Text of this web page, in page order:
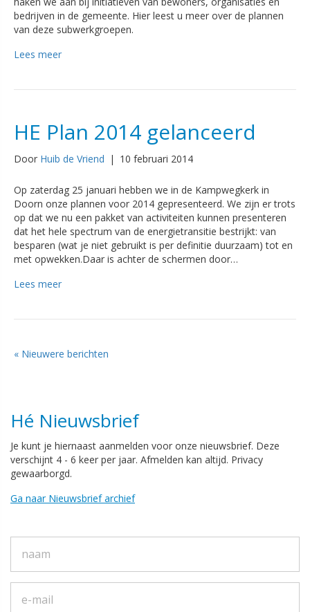
bedrijven in de gemeente. Hier leest u meer over de plannen
van deze subwerkgroepen.
Lees meer
HE Plan 2014 gelanceerd
Door Huib de Vriend | 10 februari 2014
Op zaterdag 25 januari hebben we in de Kampwegkerk in
Doorn onze plannen voor 2014 gepresenteerd. We zijn er trots
op dat we nu een pakket van activiteiten kunnen presenteren
dat het hele spectrum van de energietransitie bestrijkt: van
besparen (wat je niet gebruikt is per definitie duurzaam) tot en
met opwekken.Daar is achter de schermen door…
Lees meer
« Nieuwere berichten
Hé Nieuwsbrief
Je kunt je hiernaast aanmelden voor onze nieuwsbrief. Deze
verschijnt 4 - 6 keer per jaar. Afmelden kan altijd. Privacy
gewaarborgd.
Ga naar Nieuwsbrief archief